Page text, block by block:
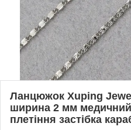
Ланцюжок Xuping
ширина 2 мм
плетіння застібка